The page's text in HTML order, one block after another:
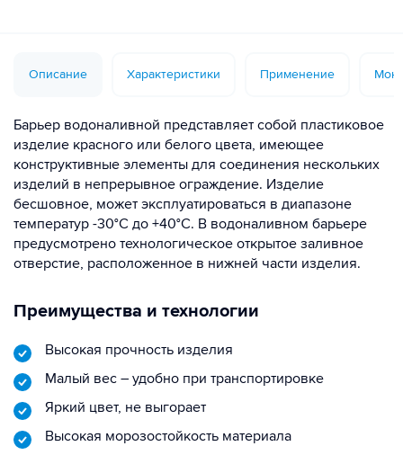
Описание Характеристики Применение
Барьер водоналивной представляет собой пластиковое
изделие красного или белого цвета, имеющее
конструктивные элементы для соединения нескольких
изделий в непрерывное ограждение. Изделие
бесшовное, может эксплуатироваться в диапазоне
температур -30°С до +40°С. В водоналивном барьере
предусмотрено технологическое открытое заливное
отверстие, расположенное в нижней части изделия.
Преимущества и технологии
Высокая прочность изделия
Малый вес – удобно при транспортировке
Яркий цвет, не выгорает
Высокая морозостойкость материала